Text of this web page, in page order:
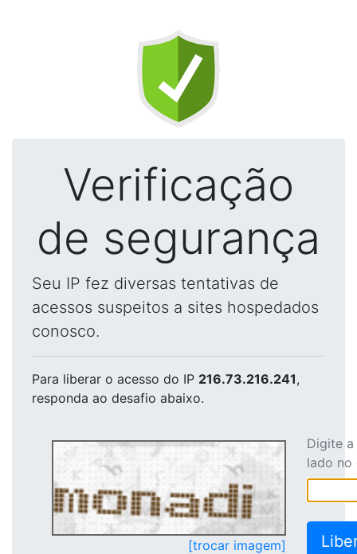
Verificação
de segurança
Seu IP fez diversas tentativas de
acessos suspeitos a sites hospedados
conosco.
Para liberar o acesso do IP 216.73.216.241,
responda ao desafio abaixo.
[trocar imagem]
Digite
lado no